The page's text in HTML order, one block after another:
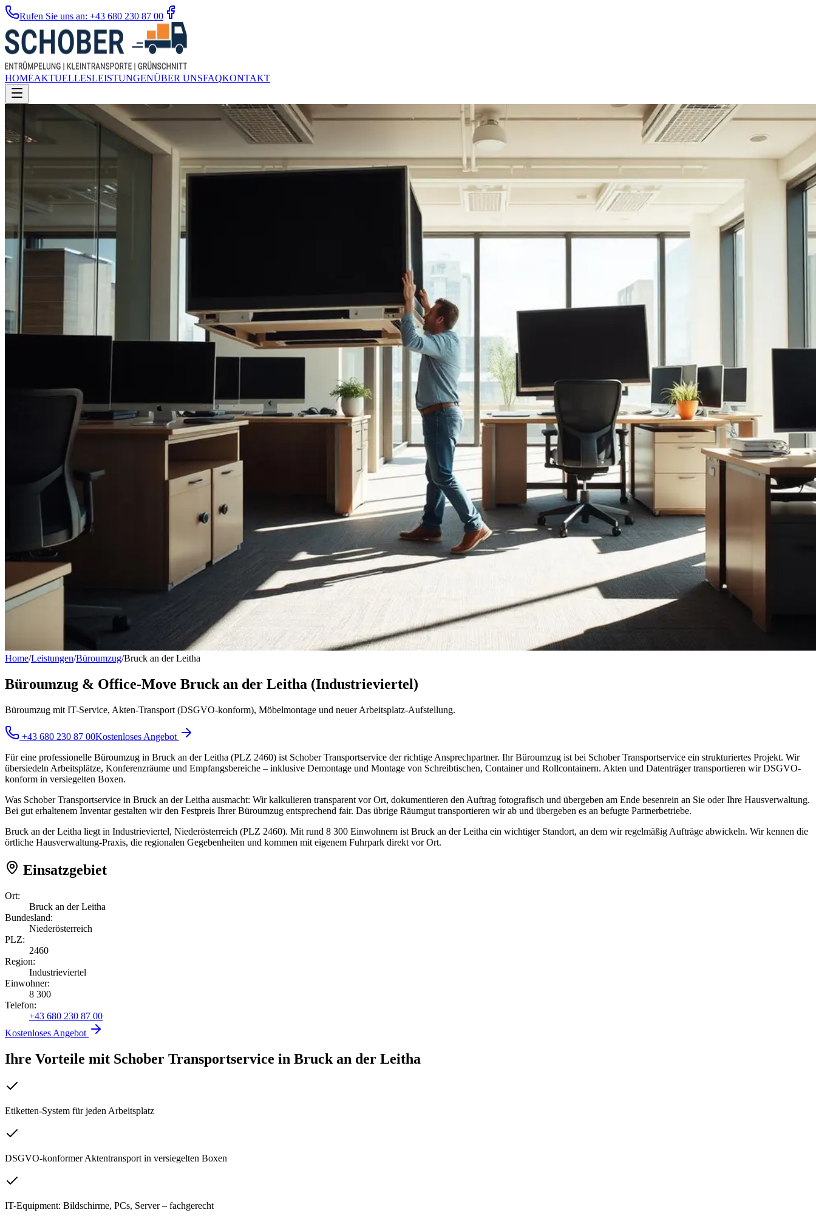
Rufen Sie uns an: +43 680 230 87 00
HOMEAKTUELLESLEISTUNGENÜBER UNSFAQKONTAKT
Home/Leistungen/Büroumzug/Bruck an der Leitha
Büroumzug & Office-Move Bruck an der Leitha (Industrieviertel)
Büroumzug mit IT-Service, Akten-Transport (DSGVO-konform), Möbelmontage und neuer Arbeitsplatz-Aufstellung.
+43 680 230 87 00Kostenloses Angebot
Für eine professionelle Büroumzug in Bruck an der Leitha (PLZ 2460) ist Schober Transportservice der richtige Ansprechpartner. Ihr Büroumzug ist bei Schober Transportservice ein strukturiertes Projekt. Wir
übersiedeln Arbeitsplätze, Konferenzräume und Empfangsbereiche – inklusive Demontage und Montage von Schreibtischen, Container und Rollcontainern. Akten und Datenträger transportieren wir DSGVO-
konform in versiegelten Boxen.
Was Schober Transportservice in Bruck an der Leitha ausmacht: Wir kalkulieren transparent vor Ort, dokumentieren den Auftrag fotografisch und übergeben am Ende besenrein an Sie oder Ihre Hausverwaltung.
Bei gut erhaltenem Inventar gestalten wir den Festpreis Ihrer Büroumzug entsprechend fair. Das übrige Räumgut transportieren wir ab und übergeben es an befugte Partnerbetriebe.
Bruck an der Leitha liegt in Industrieviertel, Niederösterreich (PLZ 2460). Mit rund 8 300 Einwohnern ist Bruck an der Leitha ein wichtiger Standort, an dem wir regelmäßig Aufträge abwickeln. Wir kennen die
örtliche Hausverwaltung-Praxis, die regionalen Gegebenheiten und kommen mit eigenem Fuhrpark direkt vor Ort.
Einsatzgebiet
Ort:
Bruck an der Leitha
Bundesland:
Niederösterreich
PLZ:
2460
Region:
Industrieviertel
Einwohner:
8 300
Telefon:
+43 680 230 87 00
Kostenloses Angebot
Ihre Vorteile mit Schober Transportservice in Bruck an der Leitha
Etiketten-System für jeden Arbeitsplatz
DSGVO-konformer Aktentransport in versiegelten Boxen
IT-Equipment: Bildschirme, PCs, Server – fachgerecht